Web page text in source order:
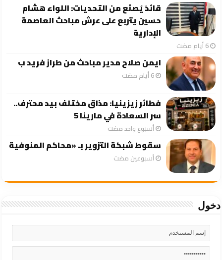
قائدٌ يُصنَع من التحديات: اللواء هشام
حسين يتربع على عرش مباحث العاصمة
الإدارية
‏6 أيام مضت
ايمن صلاح مدير مباحث من طراز فريد ب
‏6 أيام مضت
فطائر زيزينيا: مذاق مختلف بيد محترف..
سر السعادة في مارينا 5
‏أسبوع واحد مضت
سقوط شبكة التزوير بـ «محاكم المنوفية
‏أسبوعين مضت
دخول